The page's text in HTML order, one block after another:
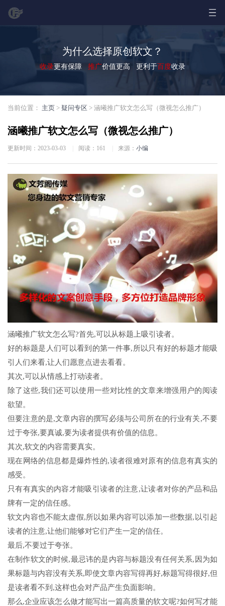
为什么选择原创软文？
收录更有保障 推广价值更高 更利于百度收录
当前位置： 主页 > 疑问专区 > 涵曦推广软文怎么写（微视怎么推广）
涵曦推广软文怎么写（微视怎么推广）
更新时间：2023-03-03 阅读： 161 来源： 小编
涵曦推广软文怎么写?首先,可以从标题上吸引读者。
好的标题是人们可以看到的第一件事,所以只有好的标题才能吸
引人们来看,让人们愿意点进去看看。
其次,可以从情感上打动读者。
除了这些,我们还可以使用一些对比性的文章来增强用户的阅读
欲望。
但要注意的是,文章内容的撰写必须与公司所在的行业有关,不要
过于夸张,要真诚,要为读者提供有价值的信息。
其次,软文的内容需要真实。
现在网络的信息都是爆炸性的,读者很难对原有的信息有真实的
感受。
只有有真实的内容才能吸引读者的注意,让读者对你的产品和品
牌有一定的信任感。
软文内容也不能太虚假,所以如果内容可以添加一些数据,以引起
读者的注意,让他们能够对它们产生一定的信任。
最后,不要过于夸张。
在制作软文的时候,最忌讳的是内容与标题没有任何关系,因为如
果标题与内容没有关系,即使文章内容写得再好,标题写得很好,但
是读者看不到,这样也会对产品产生负面影响。
那么,企业应该怎么做才能写出一篇高质量的软文呢?如何写才能